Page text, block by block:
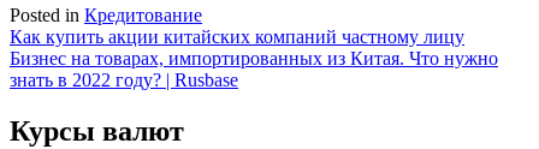
Posted in Кредитование
Навигация
по
Как купить акции китайских компаний частному лицу
Бизнес на товарах, импортированных из Китая. Что нужно
знать в 2022 году? | Rusbase
Курсы валют